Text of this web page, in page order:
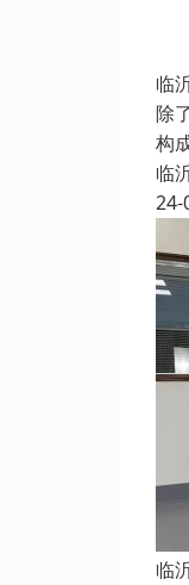
临
除
构
临
24-
临